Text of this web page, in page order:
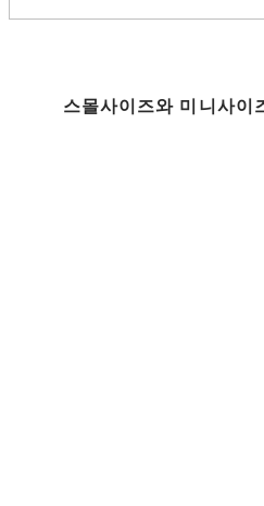
스몰사이즈와 미니사이